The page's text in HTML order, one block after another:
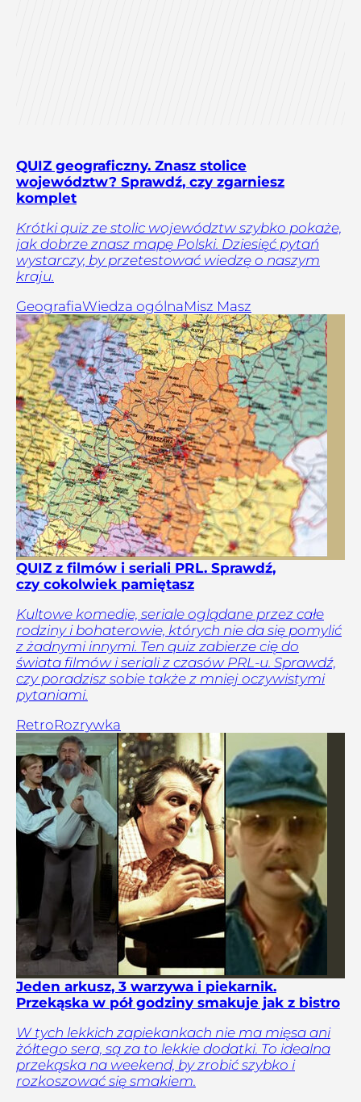
QUIZ geograficzny. Znasz stolice
województw? Sprawdź, czy zgarniesz
komplet
Krótki quiz ze stolic województw szybko pokaże,
jak dobrze znasz mapę Polski. Dziesięć pytań
wystarczy, by przetestować wiedzę o naszym
kraju.
GeografiaWiedza ogólnaMisz Masz
QUIZ z filmów i seriali PRL. Sprawdź,
czy cokolwiek pamiętasz
Kultowe komedie, seriale oglądane przez całe
rodziny i bohaterowie, których nie da się pomylić
z żadnymi innymi. Ten quiz zabierze cię do
świata filmów i seriali z czasów PRL-u. Sprawdź,
czy poradzisz sobie także z mniej oczywistymi
pytaniami.
RetroRozrywka
Jeden arkusz, 3 warzywa i piekarnik.
Przekąska w pół godziny smakuje jak z bistro
W tych lekkich zapiekankach nie ma mięsa ani
żółtego sera, są za to lekkie dodatki. To idealna
przekąska na weekend, by zrobić szybko i
rozkoszować się smakiem.